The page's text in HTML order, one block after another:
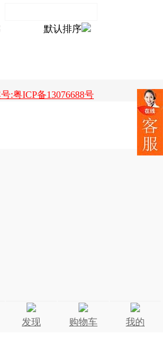
默认排序
:粤ICP备13076688号
发现 购物车 我的